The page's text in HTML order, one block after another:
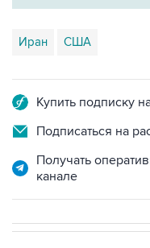
Иран США
Подписаться на
Получать